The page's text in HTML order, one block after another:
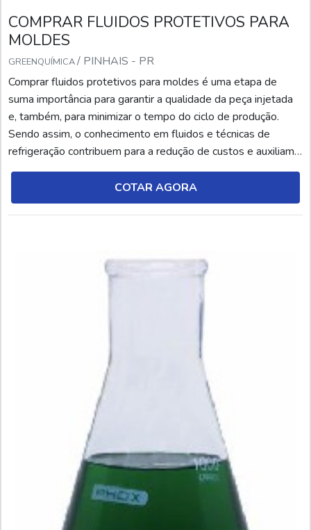
COMPRAR FLUIDOS PROTETIVOS PARA
MOLDES
GREENQUÍMICA/ PINHAIS - PR
Comprar fluidos protetivos para moldes é uma etapa de
suma importância para garantir a qualidade da peça injetada
e, também, para minimizar o tempo do ciclo de produção.
Sendo assim, o conhecimento em fluidos e técnicas de
refrigeração contribuem para a redução de custos e auxiliam
no resultado final das peças desenvolvidas. Dessa forma, é
importante ressaltar que o uso de fluidos protetivos em
moldes é uma técnica cada vez mais utiliza...
COTAR AGORA